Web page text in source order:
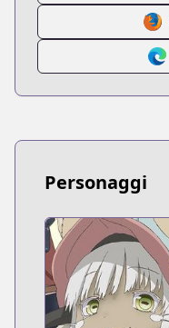
Personaggi